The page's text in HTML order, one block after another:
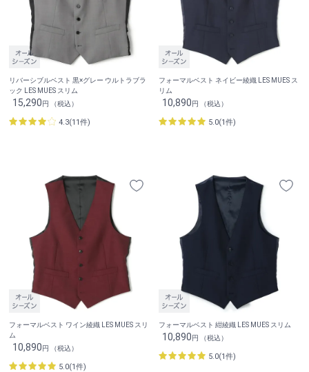
リバーシブルベスト 黒×グレー ウルトラブラ
ック LES MUES スリム
15,290円 （税込）
4.3(11件)
フォーマルベスト ネイビー綾織 LES MUES ス
リム
10,890円 （税込）
5.0(1件)
フォーマルベスト ワイン綾織 LES MUES スリ
ム
10,890円 （税込）
5.0(1件)
フォーマルベスト 紺綾織 LES MUES スリム
10,890円 （税込）
5.0(1件)